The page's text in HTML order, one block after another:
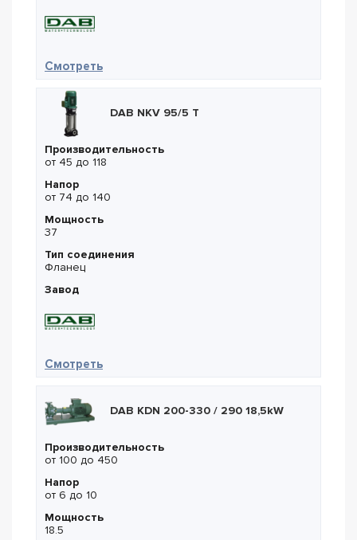
Смотреть— DAB NKM-G 150-250/235/15/4
DAB NKV 95/5 T
Производительность
от 45 до 118
Напор
от 74 до 140
Мощность
37
Тип соединения
Фланец
Завод
Смотреть— DAB NKV 95/5 T
DAB KDN 200-330 / 290 18,5kW
Производительность
от 100 до 450
Напор
от 6 до 10
Мощность
18.5